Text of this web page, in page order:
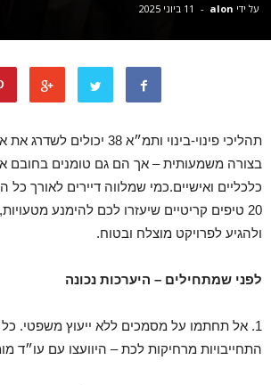
על ידי alon
- 11 ביוני 2025
תהליכי פינוי-בינוי ותמ״א 38
בצורה משמעותית – אך הם גם טומנים בחובם
כלכליים ואישיים.כמי שמלווה דיירים לאורך כל
20 טיפים קריטיים שיעזרו לכם להימנע
ולהגיע לפרויקט מוצלח ובטוח.
לפני שמתחילים – היערכות נכונה
1. אל תחתמו על מסמכים ללא ייעוץ משפטי.
התחייבויות מרחיקות לכת – היוועצו עם